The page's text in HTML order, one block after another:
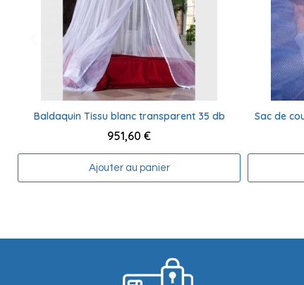
Baldaquin Tissu blanc transparent 35 db
951,60 €
Ajouter au panier